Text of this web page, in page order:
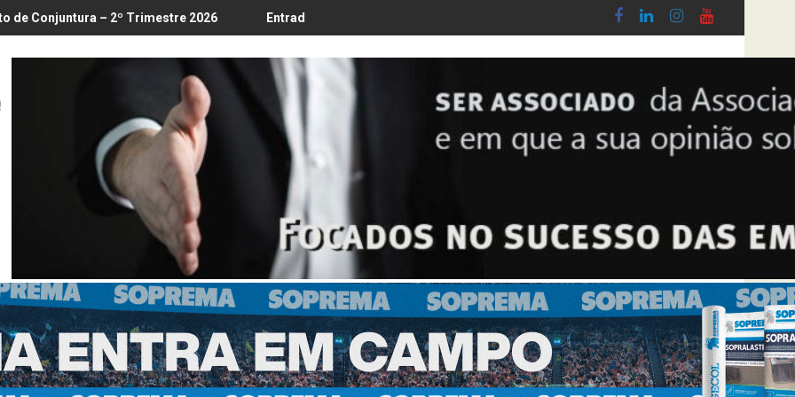
82º Trimestre 2026 Entrada em vigor da regulamentação do Lobby - Lei n.º 5-A/2026, de 28 de Janeiro
Diploma de transposição da Diretiva